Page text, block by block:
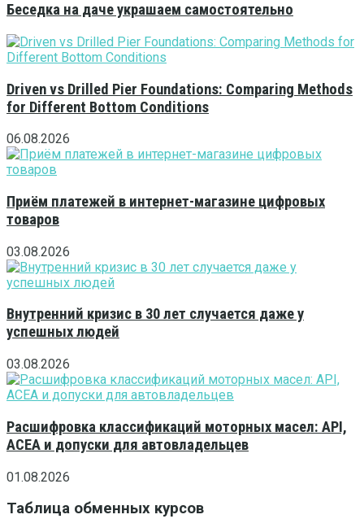
Беседка на даче украшаем самостоятельно
Driven vs Drilled Pier Foundations: Comparing Methods
for Different Bottom Conditions
06.08.2026
Приём платежей в интернет-магазине цифровых
товаров
03.08.2026
Внутренний кризис в 30 лет случается даже у
успешных людей
03.08.2026
Расшифровка классификаций моторных масел: API,
ACEA и допуски для автовладельцев
01.08.2026
Таблица обменных курсов